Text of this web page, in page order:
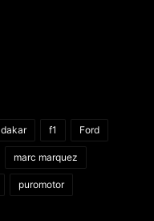
dakar f1 Ford
marc marquez
puromotor